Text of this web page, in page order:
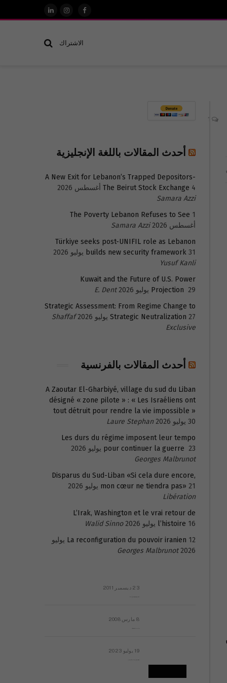
فيسبوكالانستغرام
لينكدإن
الاشتراك
أحدث المقالات باللغة الإنجليزية
A New Exit for Lebanon’s Trapped Depositors-
The Beirut Stock Exchange 4 أغسطس 2026
Samara Azzi
The Poverty Lebanon Refuses to See 1
أغسطس 2026
Samara Azzi
Türkiye seeks post-UNIFIL role as Lebanon
builds new security framework 31 يوليو 2026
Yusuf Kanli
Kuwait and the Future of U.S. Power
Projection 29 يوليو 2026
E. Dent
Strategic Assessment: From Regime Change to
Strategic Neutralization 27 يوليو 2026
Shaffaf
Exclusive
أحدث المقالات بالفرنسية
A Zaoutar El-Gharbiyé, village du sud du Liban
désigné « zone pilote » : « Les Israéliens ont
tout détruit pour rendre la vie impossible »
30 يوليو 2026
Laure Stephan
Les durs du régime imposent leur tempo
pour continuer la guerre 23 يوليو 2026
Georges Malbrunot
Disparus du Sud-Liban «Si cela dure encore,
mon cœur ne tiendra pas» 21 يوليو 2026
Libération
L’Irak, Washington et le vrai retour de
l’histoire 16 يوليو 2026
Walid Sinno
La reconfiguration du pouvoir iranien 12 يوليو
2026
Georges Malbrunot
23 ديسمبر 2011
8 مارس 2008
19 يوليو 2023